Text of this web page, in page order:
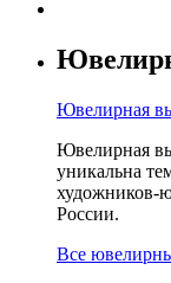
Ювелирная
Ювелирная
уникальна
художников-
России.
Все